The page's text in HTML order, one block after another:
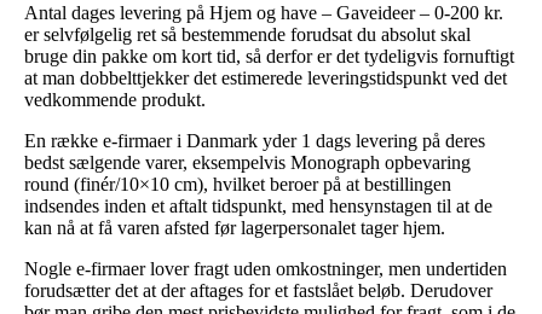
Antal dages levering på Hjem og have – Gaveideer – 0-200 kr.
er selvfølgelig ret så bestemmende forudsat du absolut skal
bruge din pakke om kort tid, så derfor er det tydeligvis fornuftigt
at man dobbelttjekker det estimerede leveringstidspunkt ved det
vedkommende produkt.
En række e-firmaer i Danmark yder 1 dags levering på deres
bedst sælgende varer, eksempelvis Monograph opbevaring
round (finér/10×10 cm), hvilket beroer på at bestillingen
indsendes inden et aftalt tidspunkt, med hensynstagen til at de
kan nå at få varen afsted før lagerpersonalet tager hjem.
Nogle e-firmaer lover fragt uden omkostninger, men undertiden
forudsætter det at der aftages for et fastslået beløb. Derudover